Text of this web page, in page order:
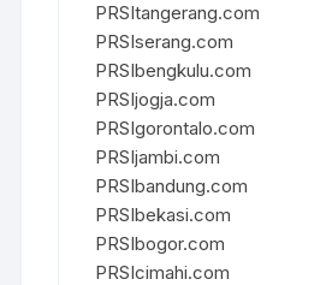
PRSItangerang.com
PRSIserang.com
PRSIbengkulu.com
PRSIjogja.com
PRSIgorontalo.com
PRSIjambi.com
PRSIbandung.com
PRSIbekasi.com
PRSIbogor.com
PRSIcimahi.com